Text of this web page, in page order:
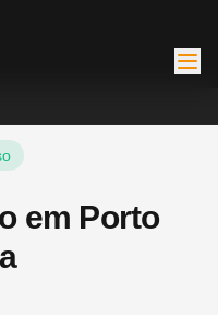
em Porto